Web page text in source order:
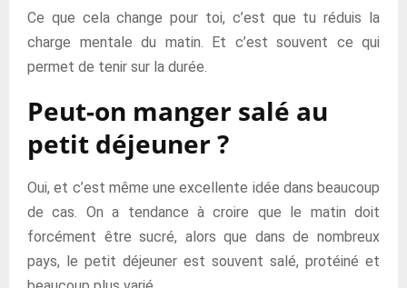
Ce que cela change pour toi, c’est que tu réduis la
charge mentale du matin. Et c’est souvent ce qui
permet de tenir sur la durée.
Peut-on manger salé au
petit déjeuner ?
Oui, et c’est même une excellente idée dans beaucoup
de cas. On a tendance à croire que le matin doit
forcément être sucré, alors que dans de nombreux
pays, le petit déjeuner est souvent salé, protéiné et